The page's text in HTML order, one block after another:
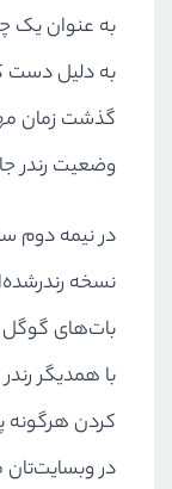
به عنوان یک
به دلیل دست
گذشت زمان
وضعیت رندر
نسخه
با همدیگر
کردن هرگونه
در وبسایت‌تان